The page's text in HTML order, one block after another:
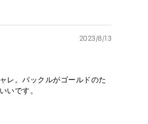
2023/8/13
レ。バックルがゴールドのた
いです。